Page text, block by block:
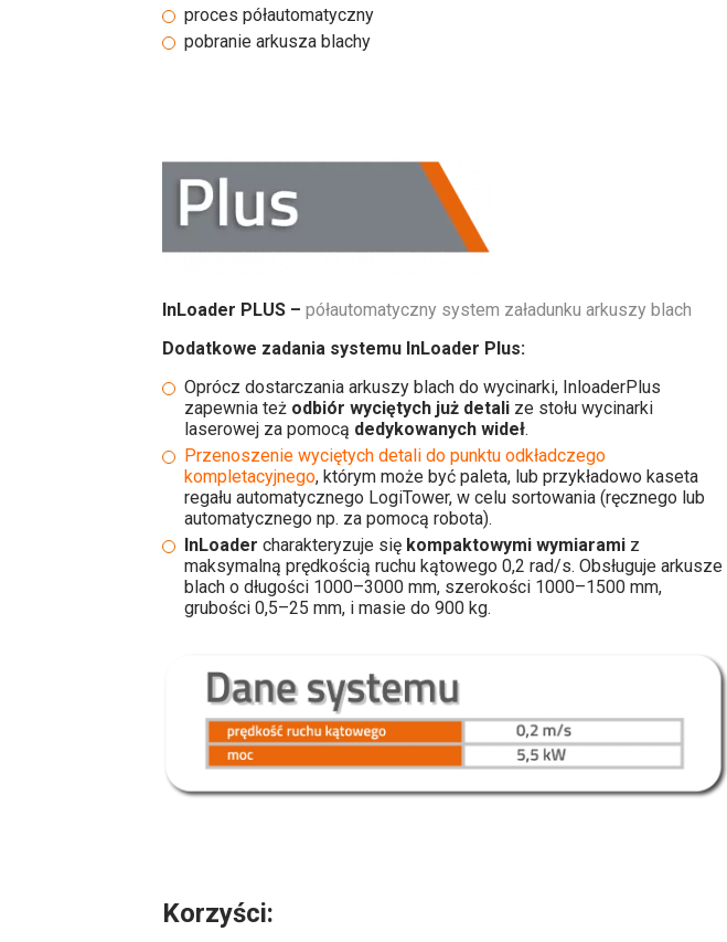
proces półautomatyczny
pobranie arkusza blachy
InLoader PLUS – półautomatyczny system załadunku arkuszy blach
Dodatkowe zadania systemu InLoader Plus:
Oprócz dostarczania arkuszy blach do wycinarki, InloaderPlus
zapewnia też odbiór wyciętych już detali ze stołu wycinarki
laserowej za pomocą dedykowanych wideł.
Przenoszenie wyciętych detali do punktu odkładczego
kompletacyjnego, którym może być paleta, lub przykładowo kaseta
regału automatycznego LogiTower, w celu sortowania (ręcznego lub
automatycznego np. za pomocą robota).
InLoader charakteryzuje się kompaktowymi wymiarami z
maksymalną prędkością ruchu kątowego 0,2 rad/s. Obsługuje arkusze
blach o długości 1000–3000 mm, szerokości 1000–1500 mm,
grubości 0,5–25 mm, i masie do 900 kg.
Korzyści: